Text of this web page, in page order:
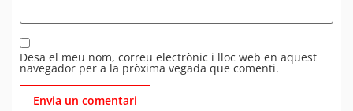
Desa el meu nom, correu electrònic i lloc web en aquest
navegador per a la pròxima vegada que comenti.